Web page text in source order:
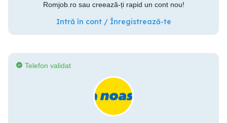
Romjob.ro sau creează-ți rapid un cont nou!
Intră în cont / Înregistrează-te
Telefon validat